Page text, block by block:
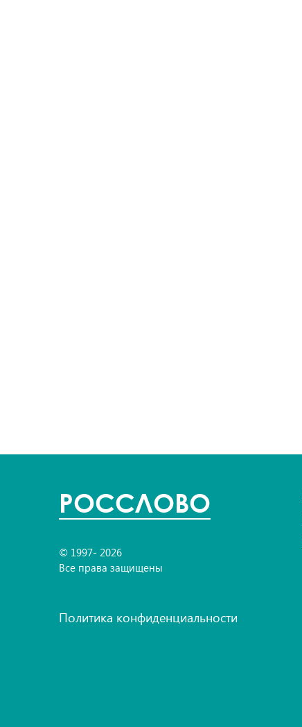
POCСЛОВО
© 1997- 2026
Все права защищены
Политика конфиденциальности